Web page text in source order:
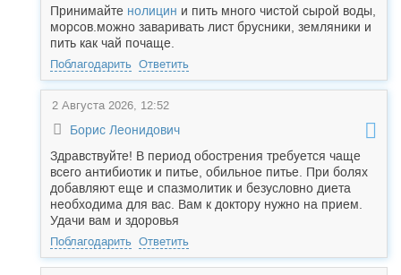
Принимайте нолицин и пить много чистой сырой воды,
морсов.можно заваривать лист брусники, земляники и
пить как чай почаще.
Поблагодарить Ответить
2 Августа 2026, 12:52
Борис Леонидович
Здравствуйте! В период обострения требуется чаще
всего антибиотик и питье, обильное питье. При болях
добавляют еще и спазмолитик и безусловно диета
необходима для вас. Вам к доктору нужно на прием.
Удачи вам и здоровья
Поблагодарить Ответить